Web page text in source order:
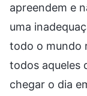
apreendem e
uma
todo o mundo
todos aqueles
chegar o dia